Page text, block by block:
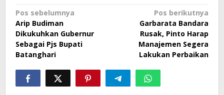
Navigasi
pos
Pos sebelumnya
Arip Budiman
Dikukuhkan Gubernur
Sebagai Pjs Bupati
Batanghari
Pos berikutnya
Garbarata Bandara
Rusak, Pinto Harap
Manajemen Segera
Lakukan Perbaikan